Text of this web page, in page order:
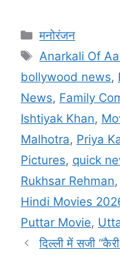
मनोरंजन
Anarkali Of
bollywood news,
News, Family
Ishtiyak Khan,
Malhotra, Priya
Pictures, quick
Rukhsar Rehman,
Hindi Movies
Puttar Movie,
दिल्ली में सजी